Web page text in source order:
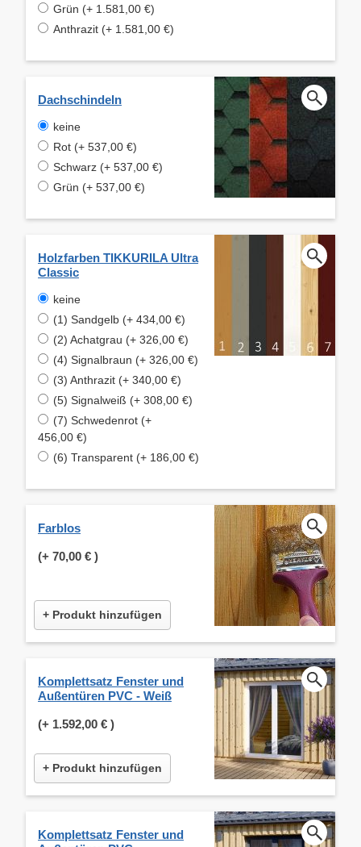
Grün (+ 1.581,00 €)
Anthrazit (+ 1.581,00 €)
Dachschindeln
keine
Rot (+ 537,00 €)
Schwarz (+ 537,00 €)
Grün (+ 537,00 €)
Holzfarben TIKKURILA Ultra
Classic
keine
(1) Sandgelb (+ 434,00 €)
(2) Achatgrau (+ 326,00 €)
(4) Signalbraun (+ 326,00 €)
(3) Anthrazit (+ 340,00 €)
(5) Signalweiß (+ 308,00 €)
(7) Schwedenrot (+
456,00 €)
(6) Transparent (+ 186,00 €)
Farblos
(+ 70,00 € )
+ Produkt hinzufügen
Komplettsatz Fenster und
Außentüren PVC - Weiß
(+ 1.592,00 € )
+ Produkt hinzufügen
Komplettsatz Fenster und